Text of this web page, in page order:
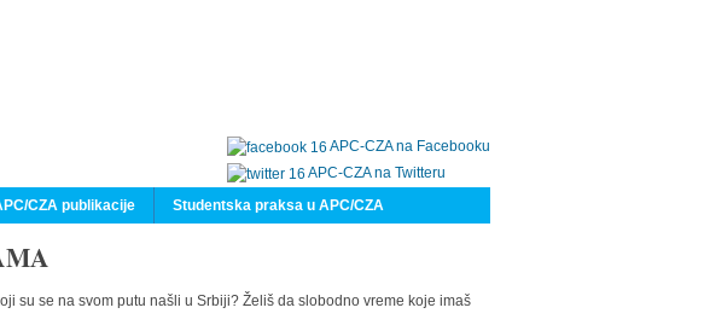
APC-CZA na Facebooku
APC-CZA na Twitteru
CZA publikacije Studentska praksa u APC/CZA
su se na svom putu našli u Srbiji? Želiš da slobodno vreme koje imaš